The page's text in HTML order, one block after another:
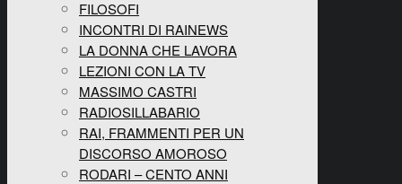
FILOSOFI
INCONTRI DI RAINEWS
LA DONNA CHE LAVORA
LEZIONI CON LA TV
MASSIMO CASTRI
RADIOSILLABARIO
RAI, FRAMMENTI PER UN
DISCORSO AMOROSO
RODARI – CENTO ANNI